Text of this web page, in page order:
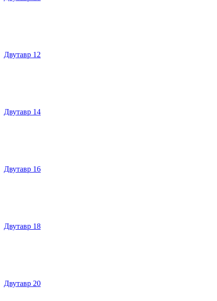
Двутавр 12
Двутавр 14
Двутавр 16
Двутавр 18
Двутавр 20